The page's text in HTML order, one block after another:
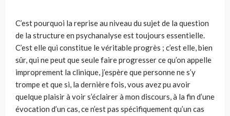
C’est pourquoi la reprise au niveau du sujet de la question
de la structure en psychanalyse est toujours essentielle.
C’est elle qui constitue le véritable progrès ; c’est elle, bien
sûr, qui ne peut que seule faire progresser ce qu’on appelle
improprement la clinique, j’espère que personne ne s’y
trompe et que si, la dernière fois, vous avez pu avoir
quelque plaisir à voir s’éclairer à mon discours, à la fin d’une
évocation d’un cas, ce n’est pas spécifiquement qu’un cas